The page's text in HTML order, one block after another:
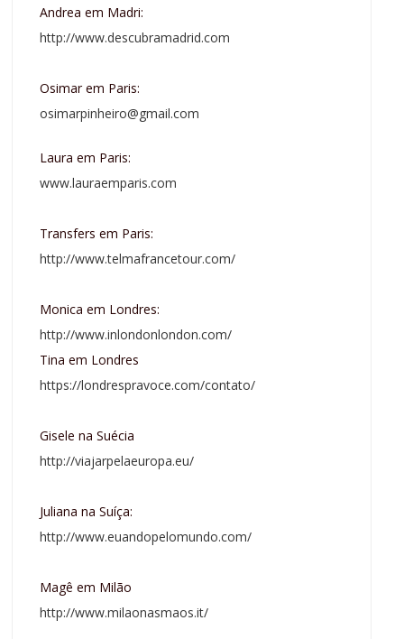
Andrea em Madri:
http://www.descubramadrid.com
Osimar em Paris:
osimarpinheiro@gmail.com
Laura em Paris:
www.lauraemparis.com
Transfers em Paris:
http://www.telmafrancetour.com/
Monica em Londres:
http://www.inlondonlondon.com/
Tina em Londres
https://londrespravoce.com/contato/
Gisele na Suécia
http://viajarpelaeuropa.eu/
Juliana na Suíça:
http://www.euandopelomundo.com/
Magê em Milão
http://www.milaonasmaos.it/